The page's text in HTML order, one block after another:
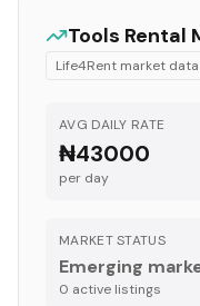
Tools Rental
Life4Rent market data
AVG DAILY RATE
₦43000
per day
MARKET STATUS
Emerging
0 active listings